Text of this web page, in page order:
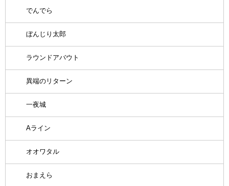
でんでら
ぼんじり太郎
ラウンドアバウト
異端のリターン
一夜城
Aライン
オオワタル
おまえら